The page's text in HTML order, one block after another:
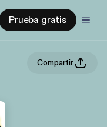
Prueba gratis
Compartir